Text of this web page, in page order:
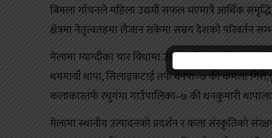
बिमला र्गाचनले महिला उद्यमी सफल भएमात्रै आर्थिक
क्षेत्रमा नेतृत्वतहमा लैजान सकेमा सम्रग देशको परिवर्तन
मेलामा म्याग्दीका चार विधामा उत्कृष्ट महिलालाई
थममायाँ थापा, सिलाइकटाई तर्फ बेनपा–७ की कमला
कलाकारतर्फ रघुगंगा गाउँपालिका–७ की धनकुमारी
मेलामा स्थानीय उत्पादनको प्रदर्शन र कला संस्कृतिको